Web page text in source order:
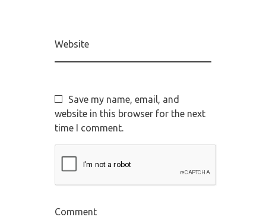
Website
Save my name, email, and
website in this browser for the next
time I comment.
Comment